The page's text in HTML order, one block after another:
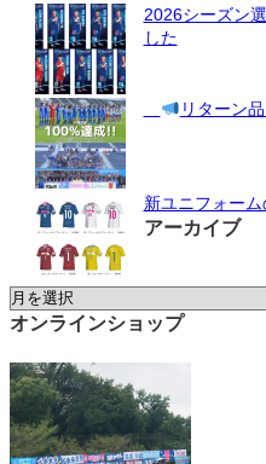
2026シーズン
した
リターン
新ユニフォーム
アーカイブ
ア
ー
イ
ブ
オンラインショップ